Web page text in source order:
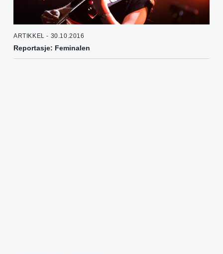
ARTIKKEL - 30.10.2016
Reportasje: Feminalen